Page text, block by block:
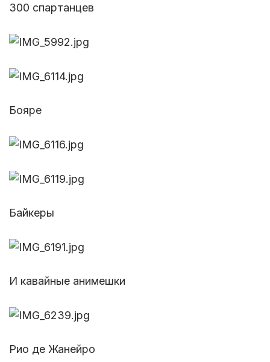
300 спартанцев
Бояре
Байкеры
И кавайные анимешки
Рио де Жанейро